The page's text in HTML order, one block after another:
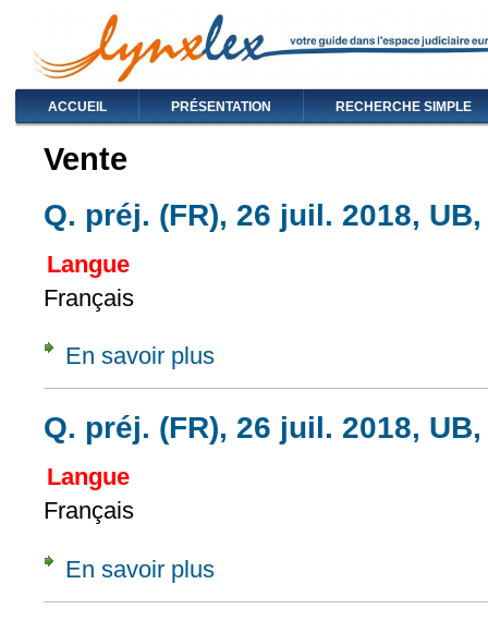
ACCUEIL PRÉSENTATION RECHERCHE SIMPLE
Vente
Q. préj. (FR), 26 juil. 2018,
Langue
Français
En savoir plus
Q. préj. (FR), 26 juil. 2018,
Langue
Français
En savoir plus